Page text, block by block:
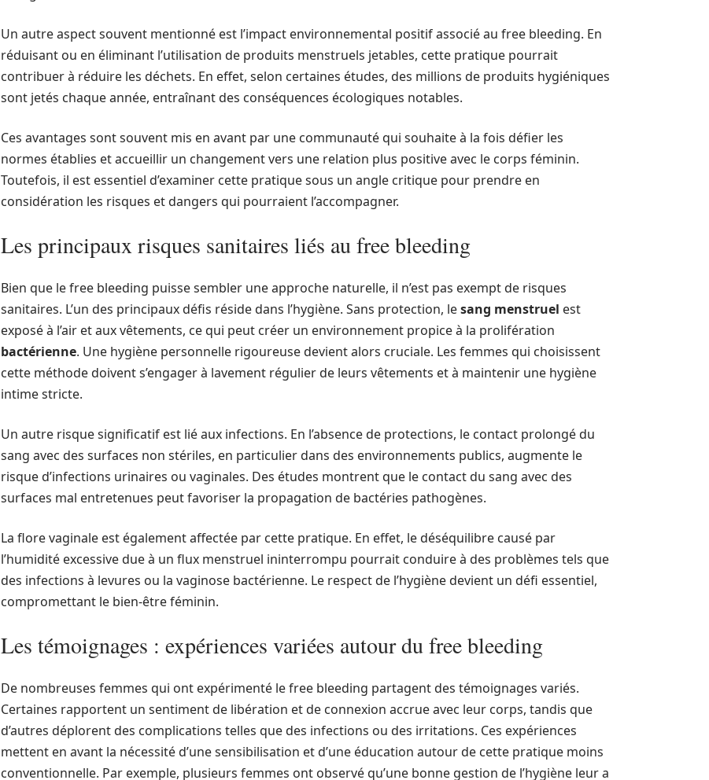
Un autre aspect souvent mentionné est l’impact environnemental positif associé au free bleeding. En
réduisant ou en éliminant l’utilisation de produits menstruels jetables, cette pratique pourrait
contribuer à réduire les déchets. En effet, selon certaines études, des millions de produits hygiéniques
sont jetés chaque année, entraînant des conséquences écologiques notables.
Ces avantages sont souvent mis en avant par une communauté qui souhaite à la fois défier les
normes établies et accueillir un changement vers une relation plus positive avec le corps féminin.
Toutefois, il est essentiel d’examiner cette pratique sous un angle critique pour prendre en
considération les risques et dangers qui pourraient l’accompagner.
Les principaux risques sanitaires liés au free bleeding
Bien que le free bleeding puisse sembler une approche naturelle, il n’est pas exempt de risques
sanitaires. L’un des principaux défis réside dans l’hygiène. Sans protection, lesang menstruel est
exposé à l’air et aux vêtements, ce qui peut créer un environnement propice à la prolifération
bactérienne. Une hygiène personnelle rigoureuse devient alors cruciale. Les femmes qui choisissent
cette méthode doivent s’engager à lavement régulier de leurs vêtements et à maintenir une hygiène
intime stricte.
Un autre risque significatif est lié aux infections. En l’absence de protections, le contact prolongé du
sang avec des surfaces non stériles, en particulier dans des environnements publics, augmente le
risque d’infections urinaires ou vaginales. Des études montrent que le contact du sang avec des
surfaces mal entretenues peut favoriser la propagation de bactéries pathogènes.
La flore vaginale est également affectée par cette pratique. En effet, le déséquilibre causé par
l’humidité excessive due à un flux menstruel ininterrompu pourrait conduire à des problèmes tels que
des infections à levures ou la vaginose bactérienne. Le respect de l’hygiène devient un défi essentiel,
compromettant le bien-être féminin.
Les témoignages : expériences variées autour du free bleeding
De nombreuses femmes qui ont expérimenté le free bleeding partagent des témoignages variés.
Certaines rapportent un sentiment de libération et de connexion accrue avec leur corps, tandis que
d’autres déplorent des complications telles que des infections ou des irritations. Ces expériences
mettent en avant la nécessité d’une sensibilisation et d’une éducation autour de cette pratique moins
conventionnelle. Par exemple, plusieurs femmes ont observé qu’une bonne gestion de l’hygiène leur a